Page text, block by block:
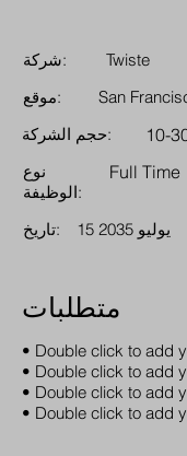
شركة:
Twiste
موقع:
San
حجم الشركة:
10-
نوع
الوظيفة:
Full Time
تاريخ: 15 يوليو 2035
متطلبات
• Double click to add
• Double click to add
• Double click to add
• Double click to add